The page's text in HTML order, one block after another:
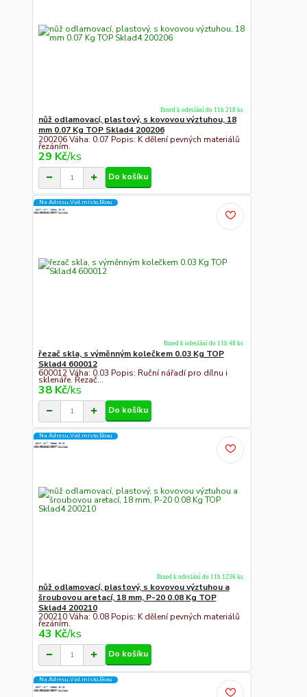
nůž odlamovací, plastový, s kovovou výztuhou, 18
mm 0.07 Kg TOP Sklad4 200206
200206 Váha: 0.07 Popis: K dělení pevných materiálů
řezáním.
29 Kč/ks
Ihned k odeslání do 11h 218 ks
Do košíku
Na Adresu,Výd.místo,Boxu
řezač skla, s výměnným kolečkem 0.03 Kg TOP
Sklad4 600012
600012 Váha: 0.03 Popis: Ruční nářadí pro dílnu i
sklenáře. Řezač...
38 Kč/ks
Ihned k odeslání do 11h 48 ks
Do košíku
Na Adresu,Výd.místo,Boxu
nůž odlamovací, plastový, s kovovou výztuhou a
šroubovou aretací, 18 mm, P-20 0.08 Kg TOP
Sklad4 200210
200210 Váha: 0.08 Popis: K dělení pevných materiálů
řezáním.
43 Kč/ks
Ihned k odeslání do 11h 1236 ks
Do košíku
Na Adresu,Výd.místo,Boxu